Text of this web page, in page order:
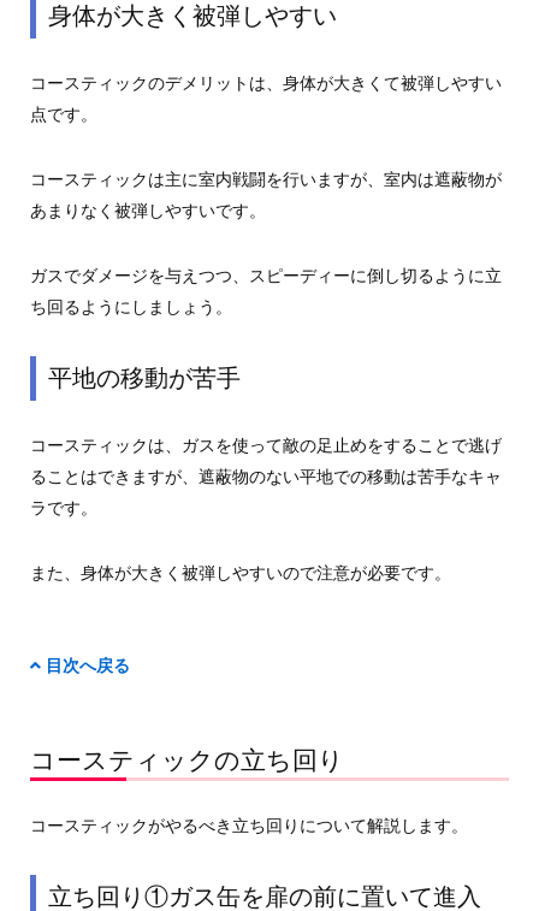
身体が大きく被弾しやすい
コースティックのデメリットは、身体が大きくて被弾しやすい
点です。
コースティックは主に室内戦闘を行いますが、室内は遮蔽物が
あまりなく被弾しやすいです。
ガスでダメージを与えつつ、スピーディーに倒し切るように立
ち回るようにしましょう。
平地の移動が苦手
コースティックは、ガスを使って敵の足止めをすることで逃げ
ることはできますが、遮蔽物のない平地での移動は苦手なキャ
ラです。
また、身体が大きく被弾しやすいので注意が必要です。
目次へ戻る
コースティックの立ち回り
コースティックがやるべき立ち回りについて解説します。
立ち回り①ガス缶を扉の前に置いて進入